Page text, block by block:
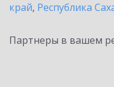
край, Республика
Партнеры в вашем